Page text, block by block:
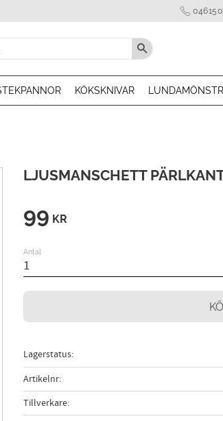
KÖKSKNIVAR
LJUSMANSCHETT
99 KR
Antal
Lagerstatus
Artikelnr
Tillverkare